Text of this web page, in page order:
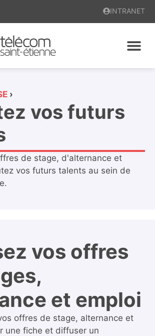
INTRANET
›
vos futurs
de stage, d'alternance et
vos futurs talents au sein de
vos offres
et emploi
offres de stage, alternance et
une fiche et diffuser un